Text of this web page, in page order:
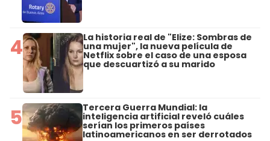
4 La historia real de "Elize: Sombras de
una mujer", la nueva película de
Netflix sobre el caso de una esposa
que descuartizó a su marido
5 Tercera Guerra Mundial: la
inteligencia artificial reveló cuáles
serían los primeros países
latinoamericanos en ser derrotados